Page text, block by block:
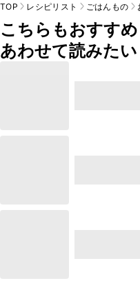
TOP レシピリスト ごはんもの
こちらもおすすめ
あわせて読みたい